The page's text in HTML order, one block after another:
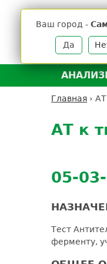
Ваш город -
Да
Главная ›
to
top
АТ к
05-
Тест
ферменту,